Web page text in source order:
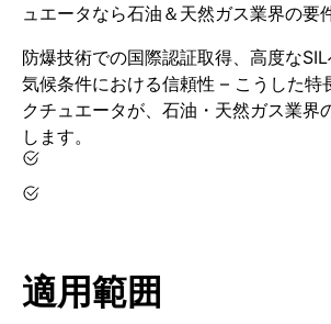
ュエータなら石油＆天然ガス業界の要
防爆技術での国際認証取得、高度な
気候条件における信頼性 – こうした特
クチュエータが、石油・天然ガス業界
します。
適用範囲